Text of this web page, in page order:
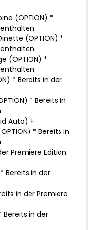
(OPTION) *
enthalten
(OPTION) *
enthalten
(OPTION) *
enthalten
* Bereits in der
* Bereits in
Auto) +
* Bereits in
Premiere Edition
Bereits in der
in der Premiere
Bereits in der